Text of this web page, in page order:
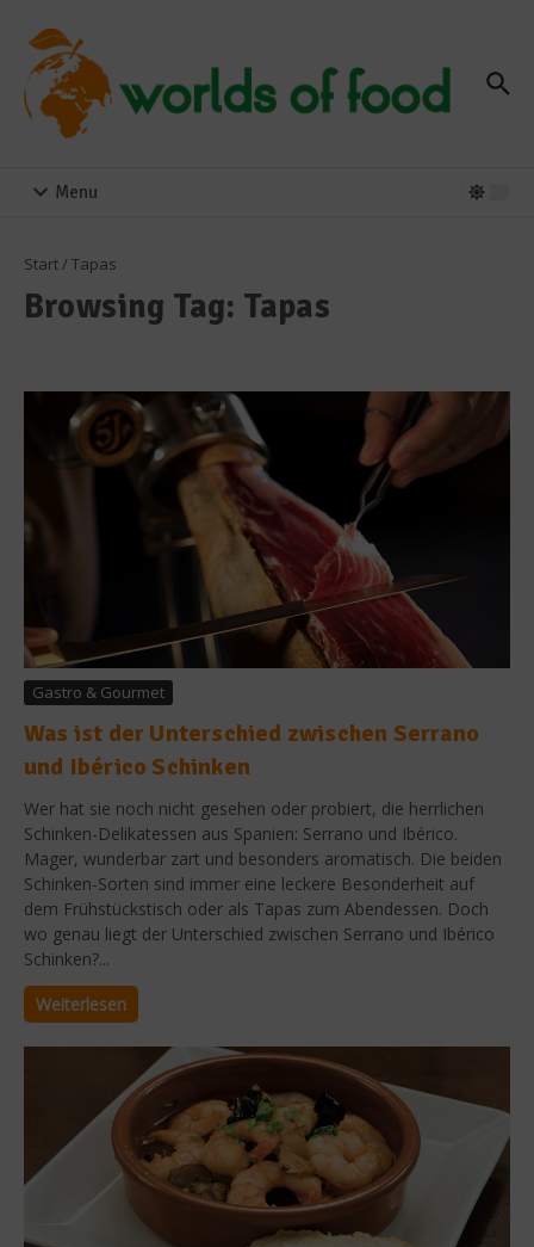
Menu
Start/ Tapas
Browsing Tag: Tapas
Gastro & Gourmet
Was ist der Unterschied zwischen Serrano
und Ibérico Schinken
Wer hat sie noch nicht gesehen oder probiert, die herrlichen
Schinken-Delikatessen aus Spanien: Serrano und Ibérico.
Mager, wunderbar zart und besonders aromatisch. Die beiden
Schinken-Sorten sind immer eine leckere Besonderheit auf
dem Frühstückstisch oder als Tapas zum Abendessen. Doch
wo genau liegt der Unterschied zwischen Serrano und Ibérico
Schinken?...
Weiterlesen